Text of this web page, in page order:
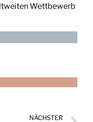
Wettbewerb
NÄCHSTER